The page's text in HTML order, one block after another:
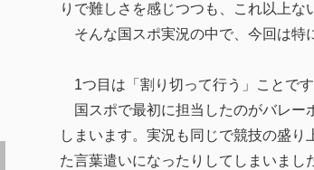
りで難しさを感じつつも、これ以上な
そんな国スポ実況の中で、今回は特
1つ目は「割り切って行う」ことです
国スポで最初に担当したのがバレー
しまいます。実況も同じで競技の盛
た言葉遣いになったりしてしまいま